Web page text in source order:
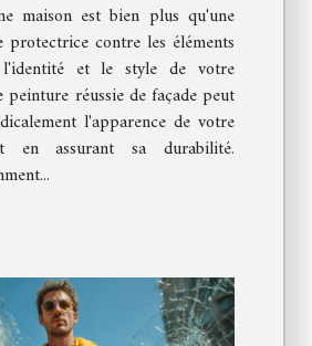
maison est bien plus qu'une
contre les éléments
et le style de votre
réussie de façade peut
l'apparence de votre
en assurant sa durabilité.